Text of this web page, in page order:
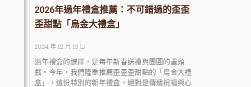
2026年過年禮盒推薦：不可錯過的歪歪
歪甜點「烏金大禮盒」
2024 年 12 月 15 日
過年禮盒的選擇，是每年新春送禮與團圓的重頭
戲。今年，我們隆重推薦歪歪歪甜點的「烏金大禮
盒」，這份特別的新年禮盒，絕對是傳遞祝福與心